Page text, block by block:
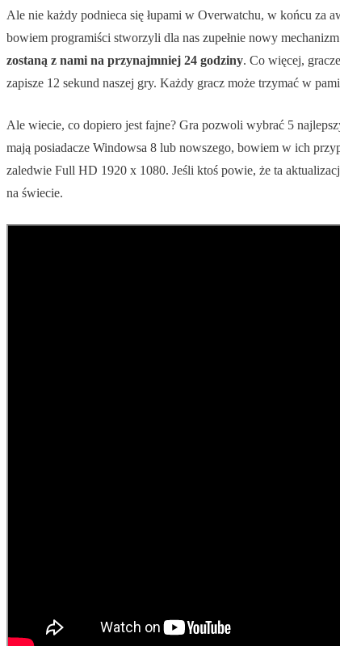
Ale nie każdy podnieca się łupami w Overwatchu, w końcu za
bowiem programiści stworzyli dla nas zupełnie nowy
zostaną z nami na przynajmniej 24 godziny. Co więcej,
zapisze 12 sekund naszej gry. Każdy gracz może trzymać w
Ale wiecie, co dopiero jest fajne? Gra pozwoli wybrać 5
mają posiadacze Windowsa 8 lub nowszego, bowiem w ich
zaledwie Full HD 1920 x 1080. Jeśli ktoś powie, że ta
na świecie.